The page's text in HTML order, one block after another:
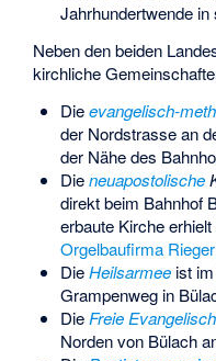
Jahrhundertwende in
Neben den beiden
kirchliche
Dieevangelisch-
der Nordstrasse an
der Nähe des
Dieneuapostolische
direkt beim Bahnhof
erbaute Kirche
Orgelbaufirma Rieger
DieHeilsarmeeist im
Grampenweg in
Die Freie
Norden von Bülach